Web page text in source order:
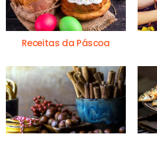
Receitas da Páscoa